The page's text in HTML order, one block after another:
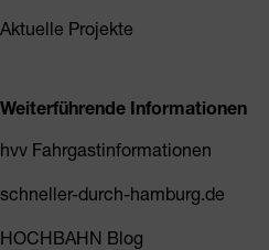
Aktuelle Projekte
Weiterführende Informationen
hvv Fahrgastinformationen
schneller-durch-hamburg.de
HOCHBAHN Blog